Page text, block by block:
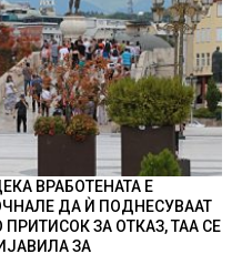
ВРАБОТЕНАТА Е
ДА Ѝ ПОДНЕСУВААТ
ЗА ОТКАЗ, ТАА СЕ
ЗА